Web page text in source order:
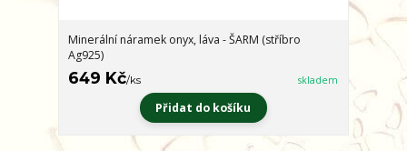
Minerální náramek onyx, láva - ŠARM (stříbro
Ag925)
649 Kč/ks skladem
Přidat do košíku